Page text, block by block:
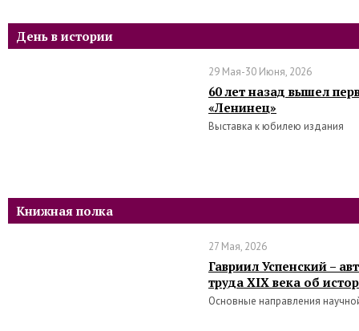
День в истории
29 Мая-30 Июня, 2026
60 лет назад вышел
«Ленинец»
Выставка к юбилею издания
Книжная полка
27 Мая, 2026
Гавриил Успенский –
труда XIX века об
Основные направления